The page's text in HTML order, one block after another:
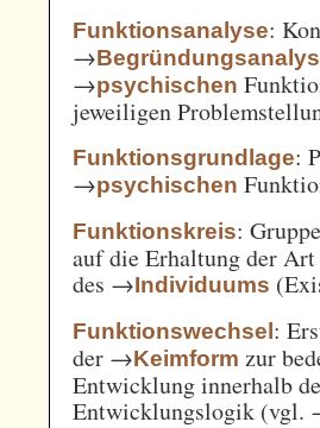
Funktionsanalyse:
→
→psychischen
jeweiligen
Funktionsgrundlage:
→psychischen
Funktionskreis:
auf die Erhaltung der
des →Individuums
Funktionswechsel:
der →Keimform zur
Entwicklung innerhalb
Entwicklungslogik